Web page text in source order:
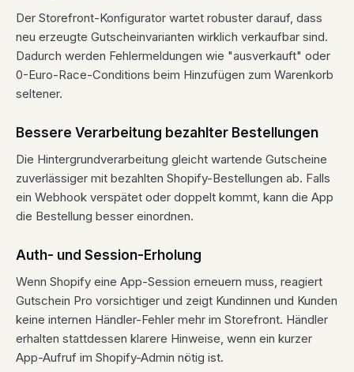
Der Storefront-Konfigurator wartet robuster darauf, dass
neu erzeugte Gutscheinvarianten wirklich verkaufbar sind.
Dadurch werden Fehlermeldungen wie "ausverkauft" oder
0-Euro-Race-Conditions beim Hinzufügen zum Warenkorb
seltener.
Bessere Verarbeitung bezahlter Bestellungen
Die Hintergrundverarbeitung gleicht wartende Gutscheine
zuverlässiger mit bezahlten Shopify-Bestellungen ab. Falls
ein Webhook verspätet oder doppelt kommt, kann die App
die Bestellung besser einordnen.
Auth- und Session-Erholung
Wenn Shopify eine App-Session erneuern muss, reagiert
Gutschein Pro vorsichtiger und zeigt Kundinnen und Kunden
keine internen Händler-Fehler mehr im Storefront. Händler
erhalten stattdessen klarere Hinweise, wenn ein kurzer
App-Aufruf im Shopify-Admin nötig ist.